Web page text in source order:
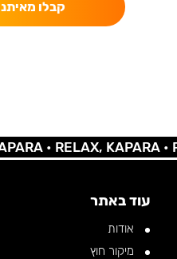
קבלו
•RELAX, KAPARA •
עוד באתר
אודות
מיקור חוץ